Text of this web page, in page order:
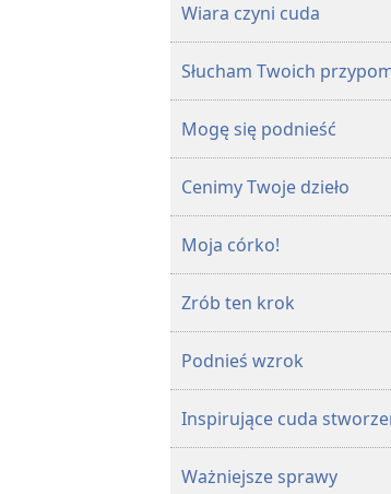
Wiara czyni cuda
Słucham Twoich
Mogę się podnieść
Cenimy Twoje dzieło
Moja córko!
Zrób ten krok
Podnieś wzrok
Inspirujące cuda
Ważniejsze sprawy